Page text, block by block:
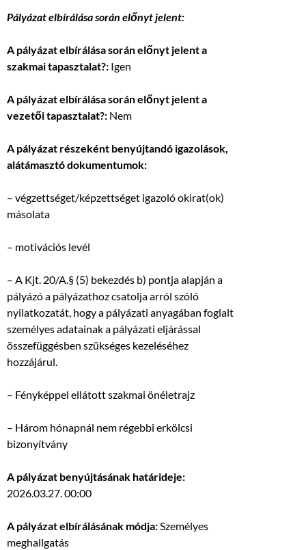
Pályázat elbírálása során előnyt jelent:
A pályázat elbírálása során előnyt jelent a
szakmai tapasztalat?: Igen
A pályázat elbírálása során előnyt jelent a
vezetői tapasztalat?: Nem
A pályázat részeként benyújtandó igazolások,
alátámasztó dokumentumok:
– végzettséget/képzettséget igazoló okirat(ok)
másolata
– motivációs levél
– A Kjt. 20/A.§ (5) bekezdés b) pontja alapján a
pályázó a pályázathoz csatolja arról szóló
nyilatkozatát, hogy a pályázati anyagában foglalt
személyes adatainak a pályázati eljárással
összefüggésben szükséges kezeléséhez
hozzájárul.
– Fényképpel ellátott szakmai önéletrajz
– Három hónapnál nem régebbi erkölcsi
bizonyítvány
A pályázat benyújtásának határideje:
2026.03.27. 00:00
A pályázat elbírálásának módja:Személyes
meghallgatás